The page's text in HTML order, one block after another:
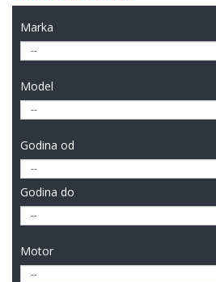
Marka
Model
Godina od
Godina do
Motor